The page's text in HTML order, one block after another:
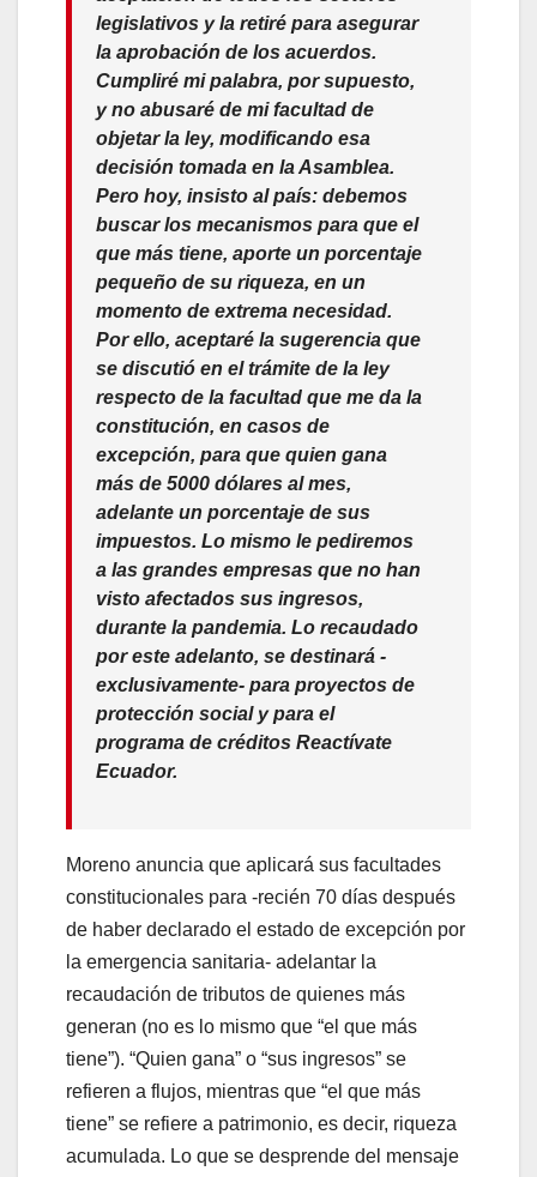
legislativos y la retiré para asegurar
la aprobación de los acuerdos.
Cumpliré mi palabra, por supuesto,
y no abusaré de mi facultad de
objetar la ley, modificando esa
decisión tomada en la Asamblea.
Pero hoy, insisto al país: debemos
buscar los mecanismos para que el
que más tiene, aporte un porcentaje
pequeño de su riqueza, en un
momento de extrema necesidad.
Por ello, aceptaré la sugerencia que
se discutió en el trámite de la ley
respecto de la facultad que me da la
constitución, en casos de
excepción, para que quien gana
más de 5000 dólares al mes,
adelante un porcentaje de sus
impuestos. Lo mismo le pediremos
a las grandes empresas que no han
visto afectados sus ingresos,
durante la pandemia. Lo recaudado
por este adelanto, se destinará -
exclusivamente- para proyectos de
protección social y para el
programa de créditos Reactívate
Ecuador.
Moreno anuncia que aplicará sus facultades
constitucionales para -recién 70 días después
de haber declarado el estado de excepción por
la emergencia sanitaria- adelantar la
recaudación de tributos de quienes más
generan (no es lo mismo que “el que más
tiene”). “Quien gana” o “sus ingresos” se
refieren a flujos, mientras que “el que más
tiene” se refiere a patrimonio, es decir, riqueza
acumulada. Lo que se desprende del mensaje